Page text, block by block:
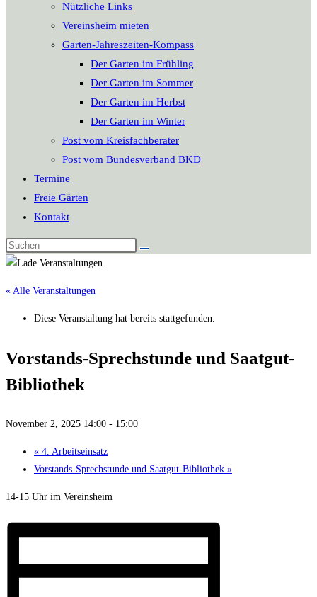
Nützliche Links
Vereinsheim mieten
Garten-Jahreszeiten-Kompass
Der Garten im Frühling
Der Garten im Sommer
Der Garten im Herbst
Der Garten im Winter
Post vom Kreisfachberater
Post vom Bundesverband BKD
Termine
Freie Gärten
Kontakt
« Alle Veranstaltungen
Diese Veranstaltung hat bereits stattgefunden.
Vorstands-Sprechstunde und Saatgut-
Bibliothek
November 2, 2025 14:00 - 15:00
« 4. Arbeitseinsatz
Vorstands-Sprechstunde und Saatgut-Bibliothek »
14-15 Uhr im Vereinsheim